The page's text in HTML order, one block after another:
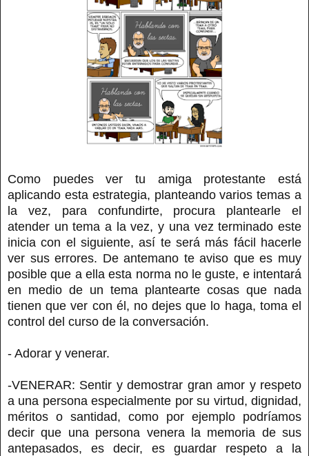
Como puedes ver tu amiga protestante está
aplicando esta estrategia, planteando varios temas a
la vez, para confundirte, procura plantearle el
atender un tema a la vez, y una vez terminado este
inicia con el siguiente, así te será más fácil hacerle
ver sus errores. De antemano te aviso que es muy
posible que a ella esta norma no le guste, e intentará
en medio de un tema plantearte cosas que nada
tienen que ver con él, no dejes que lo haga, toma el
control del curso de la conversación.
- Adorar y venerar.
-VENERAR: Sentir y demostrar gran amor y respeto
a una persona especialmente por su virtud, dignidad,
méritos o santidad, como por ejemplo podríamos
decir que una persona venera la memoria de sus
antepasados, es decir, es guardar respeto a la